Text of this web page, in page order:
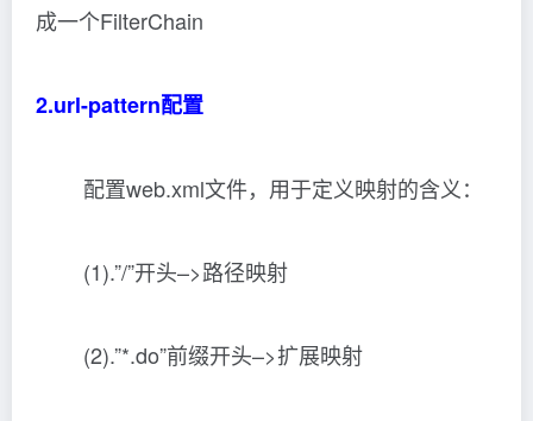
成一个FilterChain
2.url-pattern配置
配置web.xml文件，用于定义映射的含义：
(1).”/”开头–>路径映射
(2).”*.do”前缀开头–>扩展映射